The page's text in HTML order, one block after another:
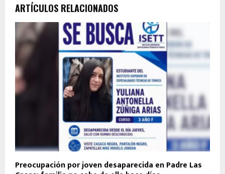
ARTÍCULOS RELACIONADOS
Preocupación por joven desaparecida en Padre Las